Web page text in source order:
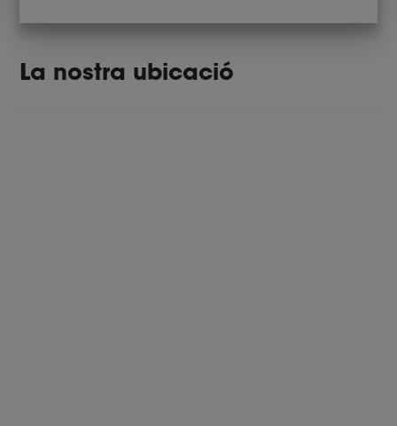
La nostra ubicació